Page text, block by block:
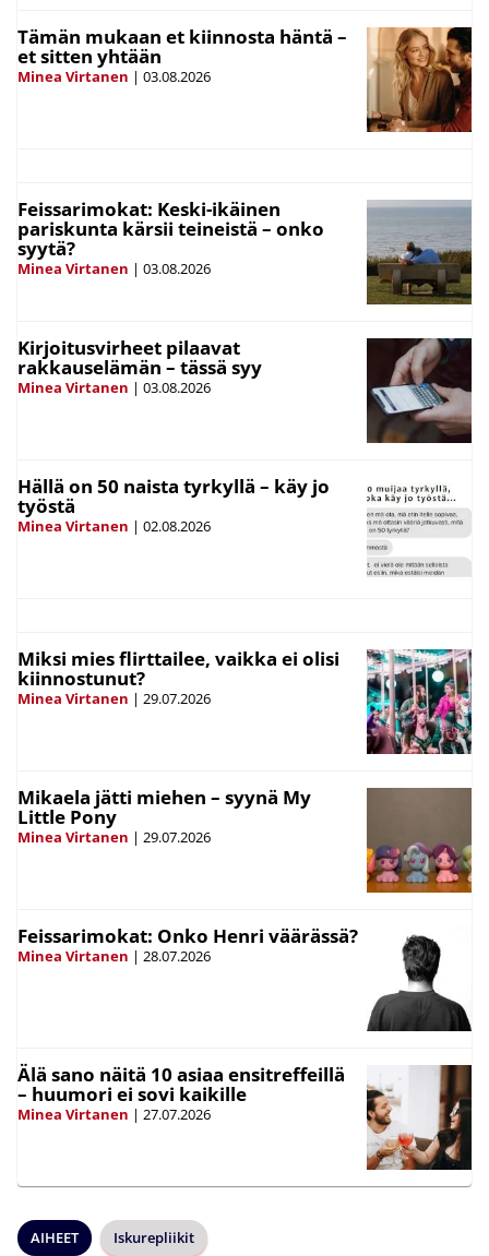
Tämän mukaan et kiinnosta häntä –
et sitten yhtään
Minea Virtanen | 03.08.2026
Feissarimokat: Keski-ikäinen
pariskunta kärsii teineistä – onko
syytä?
Minea Virtanen | 03.08.2026
Kirjoitusvirheet pilaavat
rakkauselämän – tässä syy
Minea Virtanen | 03.08.2026
Hällä on 50 naista tyrkyllä – käy jo
työstä
Minea Virtanen | 02.08.2026
Miksi mies flirttailee, vaikka ei olisi
kiinnostunut?
Minea Virtanen | 29.07.2026
Mikaela jätti miehen – syynä My
Little Pony
Minea Virtanen | 29.07.2026
Feissarimokat: Onko Henri väärässä?
Minea Virtanen | 28.07.2026
Älä sano näitä 10 asiaa ensitreffeillä
– huumori ei sovi kaikille
Minea Virtanen | 27.07.2026
AIHEET Iskurepliikit